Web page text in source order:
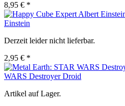
8,95 € *
Einstein
Derzeit leider nicht lieferbar.
2,95 € *
WARS Destroyer Droid
Artikel auf Lager.